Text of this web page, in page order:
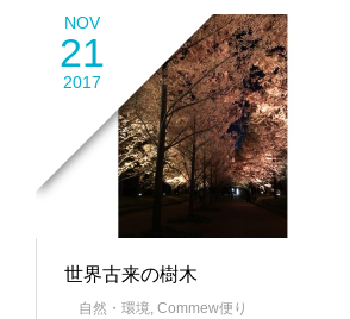
NOV
21
2017
世界古来の樹木
自然・環境, Commew便り